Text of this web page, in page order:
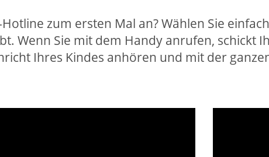
zum ersten Mal an? Wählen Sie
Wenn Sie mit dem Handy anrufen, schickt
Ihres Kindes anhören und mit der